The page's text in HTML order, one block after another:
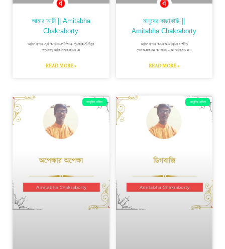
আমার আমি || Amitabha
Chakraborty
আজ যখন সূর্য অস্তাচলে দিগন্ত পুরোহিতসিঁদুর
পড়াচ্ছে আকাশের গায়ে এ
READ MORE »
মানুষের কাছাকাছি ||
Amitabha Chakraborty
আজ যখন অনেক মানুষের ভীড়
থেকেএকদম আলাদা একা থাকতে মন
READ MORE »
আধুনিক কবিতা আধুনিক কবিতা